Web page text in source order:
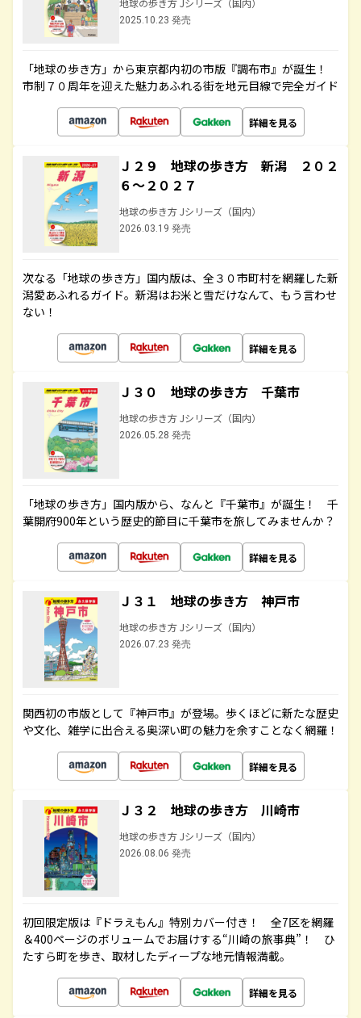
地球の歩き方 Jシリーズ（国内）
2025.10.23 発売
「地球の歩き方」から東京都内初の市版『調布市』が誕生！
市制７０周年を迎えた魅力あふれる街を地元目線で完全ガイド
詳細を見る
Ｊ２９ 地球の歩き方 新潟 ２０２
６～２０２７
地球の歩き方 Jシリーズ（国内）
2026.03.19 発売
次なる「地球の歩き方」国内版は、全３０市町村を網羅した新
潟愛あふれるガイド。新潟はお米と雪だけなんて、もう言わせ
ない！
詳細を見る
Ｊ３０ 地球の歩き方 千葉市
地球の歩き方 Jシリーズ（国内）
2026.05.28 発売
「地球の歩き方」国内版から、なんと『千葉市』が誕生！ 千
葉開府900年という歴史的節目に千葉市を旅してみませんか？
詳細を見る
Ｊ３１ 地球の歩き方 神戸市
地球の歩き方 Jシリーズ（国内）
2026.07.23 発売
関西初の市版として『神戸市』が登場。歩くほどに新たな歴史
や文化、雑学に出合える奥深い町の魅力を余すことなく網羅！
詳細を見る
Ｊ３２ 地球の歩き方 川崎市
地球の歩き方 Jシリーズ（国内）
2026.08.06 発売
初回限定版は『ドラえもん』特別カバー付き！ 全7区を網羅
＆400ページのボリュームでお届けする“川崎の旅事典”！ ひ
たすら町を歩き、取材したディープな地元情報満載。
詳細を見る